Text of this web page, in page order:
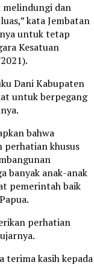
dan
kata Jembatan
untuk tetap
Kesatuan
Dani Kabupaten
untuk berpegang
bahwa
perhatian khusus
banyak anak-anak
pemerintah baik
perhatian
terima kasih kepada